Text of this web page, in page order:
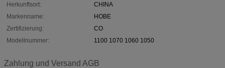
Herkunftsort:
CHINA
Markenname:
HOBE
Zertifizierung:
CO
Modellnummer:
1100 1070 1060 1050
Zahlung und Versand AGB